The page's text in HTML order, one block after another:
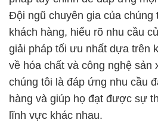
Đội ngũ chuyên gia của chúng
khách hàng, hiểu rõ nhu cầu
giải pháp tối ưu nhất dựa trên
về hóa chất và công nghệ sản
chúng tôi là đáp ứng nhu cầu
hàng và giúp họ đạt được sự
lĩnh vực khác nhau.